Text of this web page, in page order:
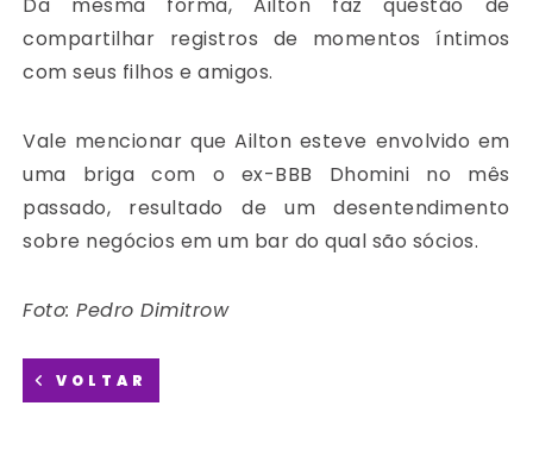
Da mesma forma, Ailton faz questão de
compartilhar registros de momentos íntimos
com seus filhos e amigos.
Vale mencionar que Ailton esteve envolvido em
uma briga com o ex-BBB Dhomini no mês
passado, resultado de um desentendimento
sobre negócios em um bar do qual são sócios.
Foto: Pedro Dimitrow
VOLTAR